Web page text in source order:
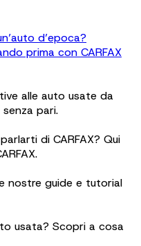
d’epoca?
prima con CARFAX
alle auto usate da
pari.
di CARFAX? Qui
nostre guide e tutorial
usata? Scopri a cosa